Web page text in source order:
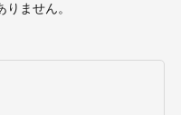
ません。